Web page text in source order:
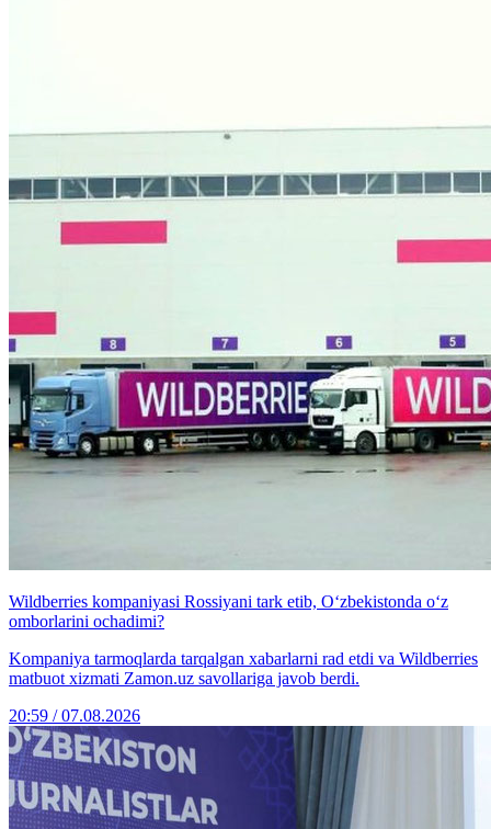
Wildberries kompaniyasi Rossiyani tark etib, O‘zbekistonda o‘z
omborlarini ochadimi?
Kompaniya tarmoqlarda tarqalgan xabarlarni rad etdi va Wildberries
matbuot xizmati Zamon.uz savollariga javob berdi.
20:59 / 07.08.2026